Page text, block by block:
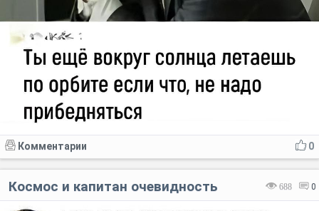
0
Комментарии
688 0
Космос и капитан очевидность